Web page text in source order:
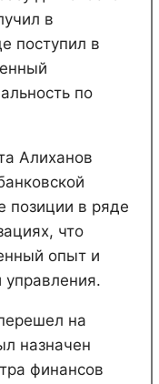
в
поступил в
по
Алиханов
позиции в ряде
что
опыт и
на
назначен
финансов